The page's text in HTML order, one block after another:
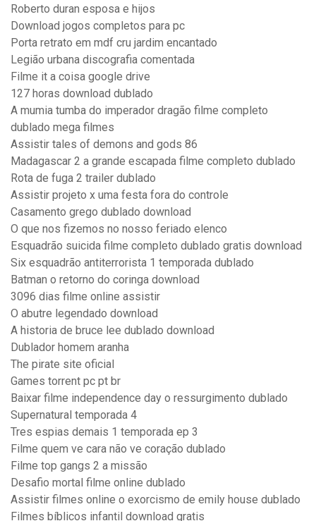
Roberto duran esposa e hijos
Download jogos completos para pc
Porta retrato em mdf cru jardim encantado
Legião urbana discografia comentada
Filme it a coisa google drive
127 horas download dublado
A mumia tumba do imperador dragão filme completo
dublado mega filmes
Assistir tales of demons and gods 86
Madagascar 2 a grande escapada filme completo dublado
Rota de fuga 2 trailer dublado
Assistir projeto x uma festa fora do controle
Casamento grego dublado download
O que nos fizemos no nosso feriado elenco
Esquadrão suicida filme completo dublado gratis download
Six esquadrão antiterrorista 1 temporada dublado
Batman o retorno do coringa download
3096 dias filme online assistir
O abutre legendado download
A historia de bruce lee dublado download
Dublador homem aranha
The pirate site oficial
Games torrent pc pt br
Baixar filme independence day o ressurgimento dublado
Supernatural temporada 4
Tres espias demais 1 temporada ep 3
Filme quem ve cara não ve coração dublado
Filme top gangs 2 a missão
Desafio mortal filme online dublado
Assistir filmes online o exorcismo de emily house dublado
Filmes bíblicos infantil download gratis